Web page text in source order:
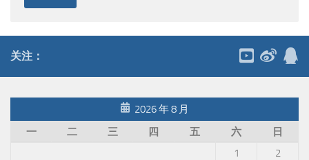
关注：
2026 年 8 月
一
二 三 四 五 六
日
1
2